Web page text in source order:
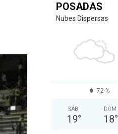
POSADAS
Nubes Dispersas
72 %
SÁB
19°
DOM
18°